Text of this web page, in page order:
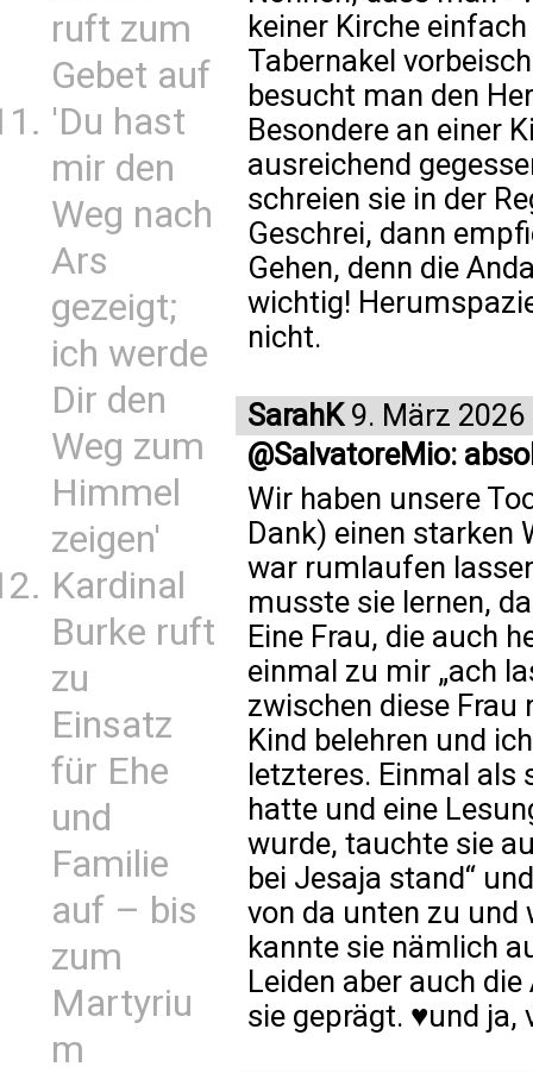
ruft zum
Gebet auf
'Du hast
mir den
Weg nach
Ars
gezeigt;
ich werde
Dir den
Weg zum
Himmel
zeigen'
Kardinal
Burke ruft
zu
Einsatz
für Ehe
und
Familie
auf – bis
zum
Martyriu
m
keiner Kirche
Tabernakel
besucht man den
Besondere an einer
ausreichend
schreien sie in der
Geschrei, dann
Gehen, denn die
wichtig!
nicht.
SarahK9. März 2026
@SalvatoreMio:
Wir haben unsere
Dank) einen starken
war rumlaufen
musste sie lernen,
Eine Frau, die auch
einmal zu mir „ach
zwischen diese Frau
Kind belehren und
letzteres. Einmal als
hatte und eine
wurde, tauchte sie
bei Jesaja stand“
von da unten zu und
kannte sie nämlich
Leiden aber auch
sie geprägt. ♥️und ja,